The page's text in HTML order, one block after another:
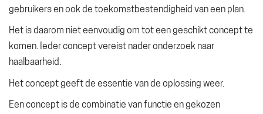
gebruikers en ook de toekomstbestendigheid van een plan.
Het is daarom niet eenvoudig om tot een geschikt concept te
komen. Ieder concept vereist nader onderzoek naar
haalbaarheid.
Het concept geeft de essentie van de oplossing weer.
Een concept is de combinatie van functie en gekozen